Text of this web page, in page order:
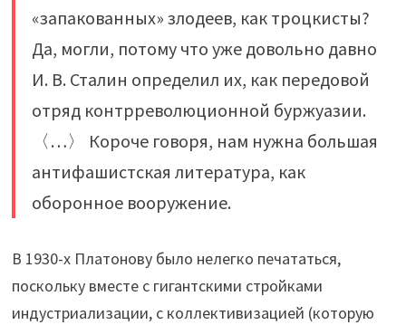
«запакованных» злодеев, как троцкисты?
Да, могли, потому что уже довольно давно
И. В. Сталин определил их, как передовой
отряд контрреволюционной буржуазии.
〈…〉 Короче говоря, нам нужна большая
антифашистская литература, как
оборонное вооружение.
В 1930-х Платонову было нелегко печататься,
поскольку вместе с гигантскими стройками
индустриализации, с коллективизацией (которую